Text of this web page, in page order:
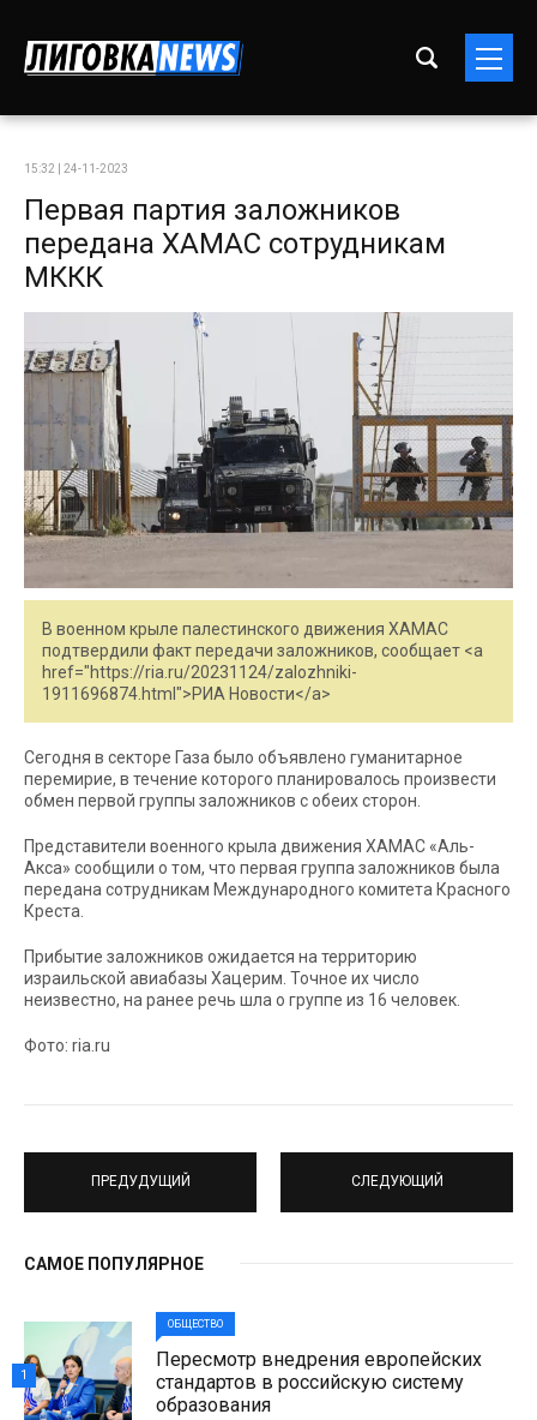
15:32 | 24-11-2023
Первая партия заложников
передана ХАМАС сотрудникам
МККК
В военном крыле палестинского движения ХАМАС
подтвердили факт передачи заложников, сообщает <a
href="https://ria.ru/20231124/zalozhniki-
1911696874.html">РИА Новости</a>
Сегодня в секторе Газа было объявлено гуманитарное
перемирие, в течение которого планировалось произвести
обмен первой группы заложников с обеих сторон.
Представители военного крыла движения ХАМАС «Аль-
Акса» сообщили о том, что первая группа заложников была
передана сотрудникам Международного комитета Красного
Креста.
Прибытие заложников ожидается на территорию
израильской авиабазы Хацерим. Точное их число
неизвестно, на ранее речь шла о группе из 16 человек.
Фото: ria.ru
ПРЕДУДУЩИЙ СЛЕДУЮЩИЙ
САМОЕ ПОПУЛЯРНОЕ
ОБЩЕСТВО
Пересмотр внедрения европейских
стандартов в российскую систему
образования
1